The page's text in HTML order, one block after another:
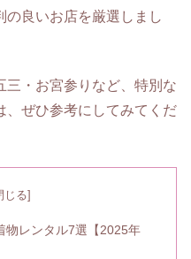
の良いお店を厳選しまし
三・お宮参りなど、特別な
、ぜひ参考にしてみてくだ
物レンタル7選【2025年